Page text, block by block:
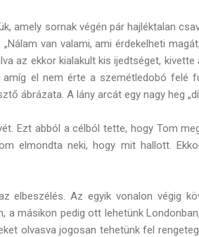
amely sornak végén pár hajléktalan
van valami, ami érdekelheti
az ekkor kialakult kis ijedtséget, kivette
el nem érte a szemétledobó felé
ábrázata. A lány arcát egy nagy heg
Ezt abból a célból tette, hogy Tom
elmondta neki, hogy mit hallott.
Az egyik vonalon végig
másikon pedig ott lehetünk
olvasva jogosan tehetünk fel